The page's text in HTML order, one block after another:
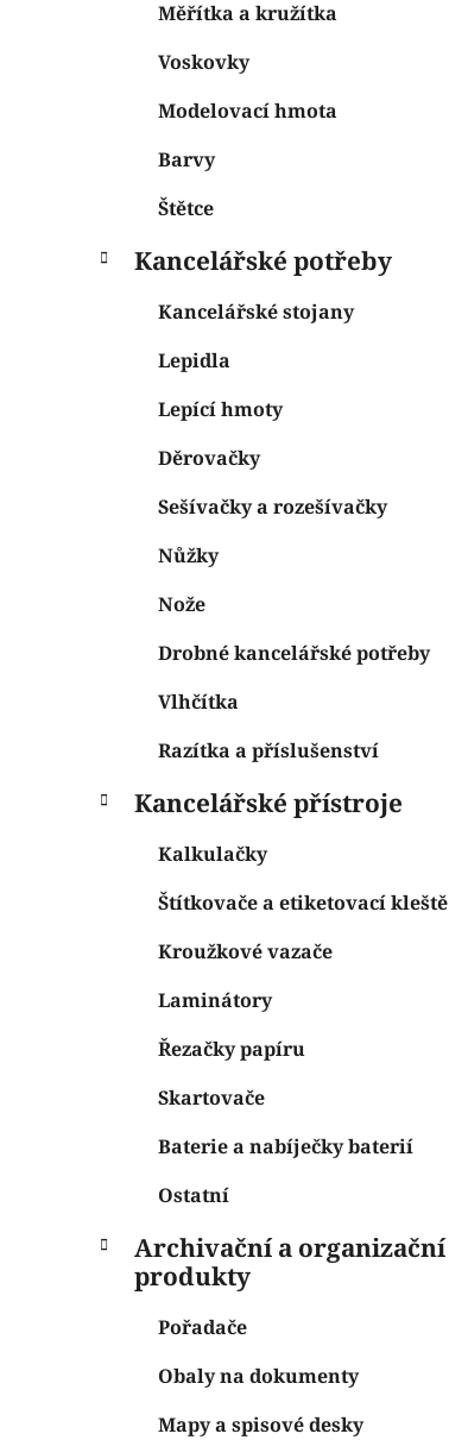
Měřítka a kružítka
Voskovky
Modelovací hmota
Barvy
Štětce
Kancelářské potřeby
Kancelářské stojany
Lepidla
Lepící hmoty
Děrovačky
Sešívačky a rozešívačky
Nůžky
Nože
Drobné kancelářské potřeby
Vlhčítka
Razítka a příslušenství
Kancelářské přístroje
Kalkulačky
Štítkovače a etiketovací kleště
Kroužkové vazače
Laminátory
Řezačky papíru
Skartovače
Baterie a nabíječky baterií
Ostatní
Archivační a organizační
produkty
Pořadače
Obaly na dokumenty
Mapy a spisové desky